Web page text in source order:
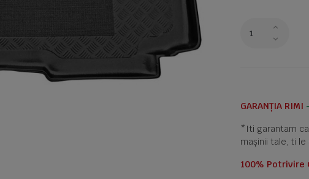
GARANȚIA RIMI
*Iti garantam ca
mașinii tale, ti le
100% Potrivire